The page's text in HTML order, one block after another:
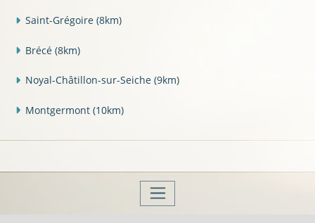
Saint-Grégoire (8km)
Brécé (8km)
Noyal-Châtillon-sur-Seiche (9km)
Montgermont (10km)